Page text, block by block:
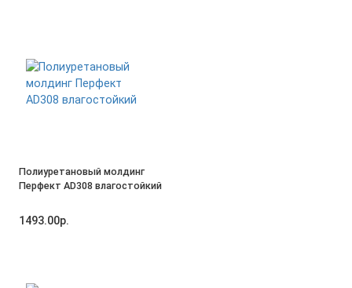
Полиуретановый молдинг
Перфект AD308 влагостойкий
1493.00р.